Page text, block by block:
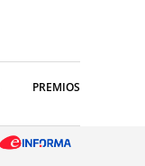
PREMIOS